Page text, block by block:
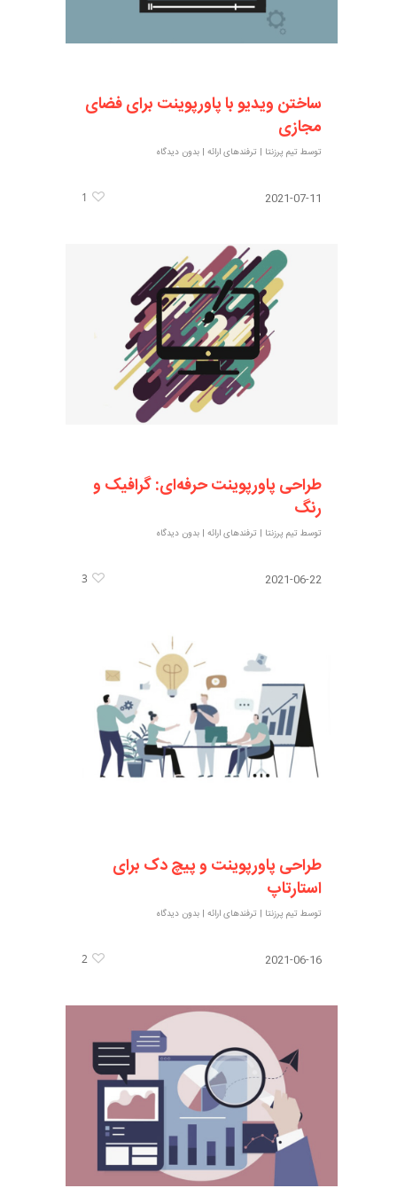
ساختن ویدیو با پاورپوینت برای فضای
مجازی
توسط تیم پرزنتا | ترفندهای ارائه |بدون دیدگاه
2021-07-11
1
طراحی پاورپوینت حرفه‌ای: گرافیک و
رنگ
توسط تیم پرزنتا | ترفندهای ارائه |بدون دیدگاه
2021-06-22
3
طراحی پاورپوینت و پیچ دک برای
استارتاپ‌
توسط تیم پرزنتا | ترفندهای ارائه |بدون دیدگاه
2021-06-16
2